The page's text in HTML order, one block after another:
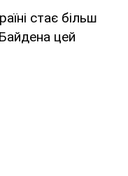
стає більш
цей